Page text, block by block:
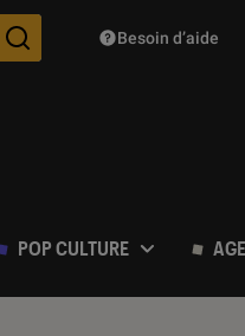
Des suggestions de
Besoin d’aide
POP CULTURE